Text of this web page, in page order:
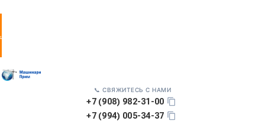
заявку
📞 СВЯЖИТЕСЬ С НАМИ
+7 (908) 982-31-00
+7 (994) 005-34-37